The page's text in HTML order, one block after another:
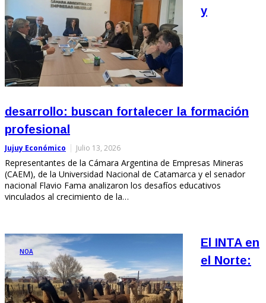
y
desarrollo: buscan fortalecer la formación
profesional
Jujuy Económico Julio 13, 2026
Representantes de la Cámara Argentina de Empresas Mineras
(CAEM), de la Universidad Nacional de Catamarca y el senador
nacional Flavio Fama analizaron los desafíos educativos
vinculados al crecimiento de la…
NOA
El INTA en
el Norte: